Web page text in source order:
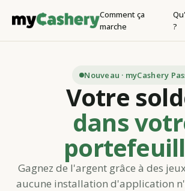
Comment ça
marche
?
Nouveau · myCashery
Votre
dans
Gagnez de l'argent grâce à des
aucune installation d'application